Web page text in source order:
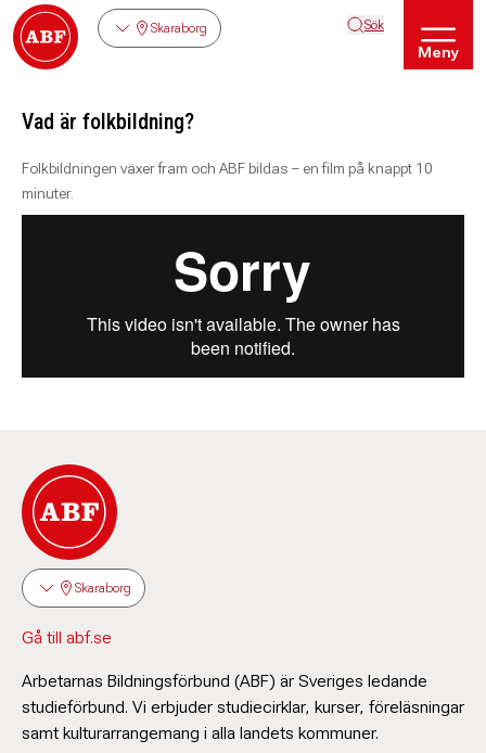
Skaraborg Sök
Meny
Vad är folkbildning?
Folkbildningen växer fram och ABF bildas – en film på knappt 10
minuter.
Skaraborg
Gå till abf.se
Arbetarnas Bildningsförbund (ABF) är Sveriges ledande
studieförbund. Vi erbjuder studiecirklar, kurser, föreläsningar
samt kulturarrangemang i alla landets kommuner.